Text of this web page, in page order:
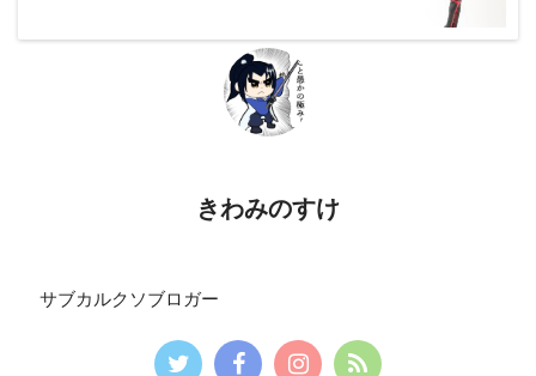
きわみのすけ
サブカルクソブロガー